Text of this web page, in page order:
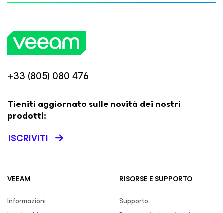
+33 (805) 080 476
Tieniti aggiornato sulle novità dei nostri
prodotti:
ISCRIVITI
VEEAM
Informazioni
RISORSE E SUPPORTO
Supporto